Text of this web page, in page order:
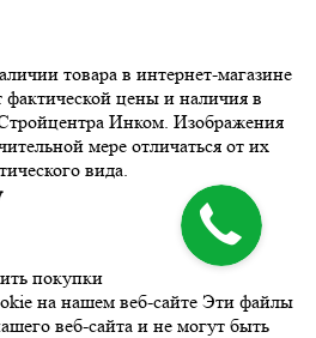
товара в интернет-магазине
фактической цены и наличия в
Инком. Изображения
мере отличаться от их
вида.
покупки
на нашем веб-сайте Эти файлы
веб-сайта и не могут быть